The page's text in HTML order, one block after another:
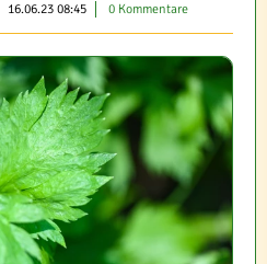
16.06.23 08:45 0 Kommentare